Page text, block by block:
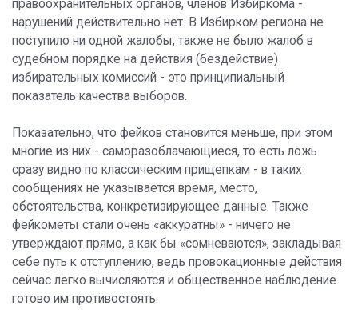
правоохранительных органов, членов Избиркома -
нарушений действительно нет. В Избирком региона не
поступило ни одной жалобы, также не было жалоб в
судебном порядке на действия (бездействие)
избирательных комиссий - это принципиальный
показатель качества выборов.
Показательно, что фейков становится меньше, при этом
многие из них - саморазоблачающиеся, то есть ложь
сразу видно по классическим прищепкам - в таких
сообщениях не указывается время, место,
обстоятельства, конкретизирующее данные. Также
фейкометы стали очень «аккуратны» - ничего не
утверждают прямо, а как бы «сомневаются», закладывая
себе путь к отступлению, ведь провокационные действия
сейчас легко вычисляются и общественное наблюдение
готово им противостоять.